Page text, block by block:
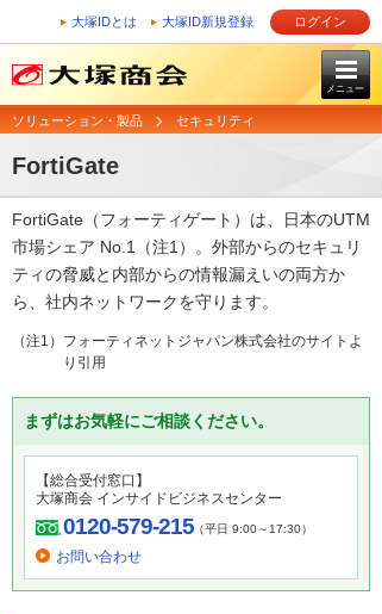
大塚IDとは 大塚ID新規登録 ログイン
メニュー
ソリューション・製品 セキュリティ
FortiGate
FortiGate（フォーティゲート）は、日本のUTM
市場シェア No.1（注1）。外部からのセキュリ
ティの脅威と内部からの情報漏えいの両方か
ら、社内ネットワークを守ります。
（注1）フォーティネットジャパン株式会社のサイトよ
り引用
まずはお気軽にご相談ください。
【総合受付窓口】
大塚商会 インサイドビジネスセンター
0120-579-215（平日 9:00～17:30）
お問い合わせ